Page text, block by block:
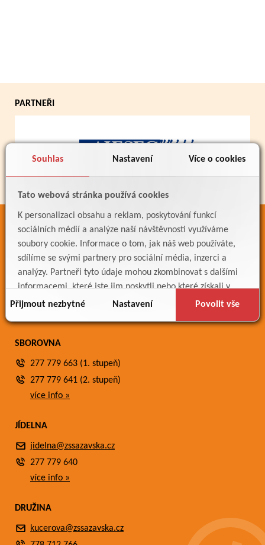
Souhlas Nastavení Více o cookies
Tato webová stránka používá cookies
K personalizaci obsahu a reklam, poskytování funkcí
sociálních médií a analýze naší návštěvnosti využíváme
soubory cookie. Informace o tom, jak náš web používáte,
sdílíme se svými partnery pro sociální média, inzerci a
analýzy. Partneři tyto údaje mohou zkombinovat s dalšími
informacemi, které jste jim poskytli nebo které získali v
důsledku toho, že používáte jejich služby.
Přijmout nezbytné Nastavení Povolit vše
PARTNEŘI
ODKAZY
Bakaláři
Jídelníček
Meteostanice
SBOROVNA
277 779 663 (1. stupeň)
277 779 641 (2. stupeň)
více info »
JÍDELNA
jidelna@zssazavska.cz
277 779 640
více info »
DRUŽINA
kucerova@zssazavska.cz